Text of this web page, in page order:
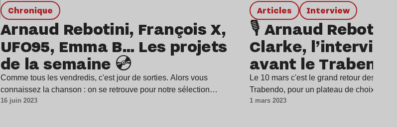
chronique
Arnaud Rebotini, François X,
UFO95, Emma B… Les projets
de la semaine 💿
Comme tous les vendredis, c'est jour de sorties. Alors vous
connaissez la chanson : on se retrouve pour notre sélection…
16 juin 2023
Articles interview
🎙️ Arnaud Rebotini
Clarke,
avant le Trabendo
Le 10 mars c'est le grand retour des
Trabendo, pour un plateau de choix
1 mars 2023